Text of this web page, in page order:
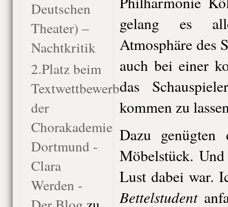
Deutschen
Theater) –
Nachtkritik
2.Platz beim
Textwettbewerb
der
Chorakademie
Dortmund -
Clara
Werden -
gelang es
Atmosphäre des
auch bei einer
das
kommen zu
Dazu
Möbelstück.
Lust dabei war.
Bettelstudent